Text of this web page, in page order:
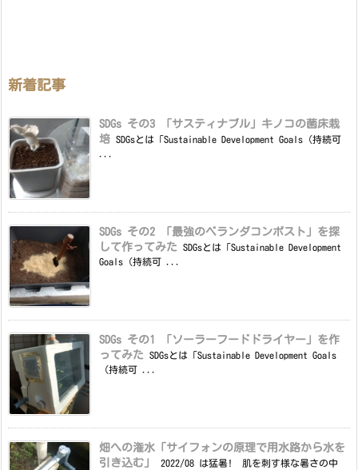
新着記事
SDGs その3 「サスティナブル」キノコの菌床栽
培 SDGsとは「Sustainable Development Goals（持続可
SDGs その2 「最強のベランダコンポスト」を探
して作ってみた
SDGsとは「Sustainable Development
Goals（持続可 ...
SDGs その1 「ソーラーフードドライヤー」を作
ってみた
SDGsとは「Sustainable Development Goals
（持続可 ...
畑への潅水「サイフォンの原理で用水路から水を
引き込む」
2022/08 は猛暑! 肌を刺す様な暑さの中